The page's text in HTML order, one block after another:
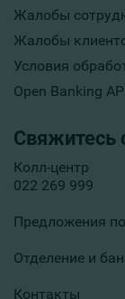
Жалобы
Жалобы
Условия
Open Banking
Свяжитесь
Колл-центр
022 269 999
Предложения
Отделение и
Контакты